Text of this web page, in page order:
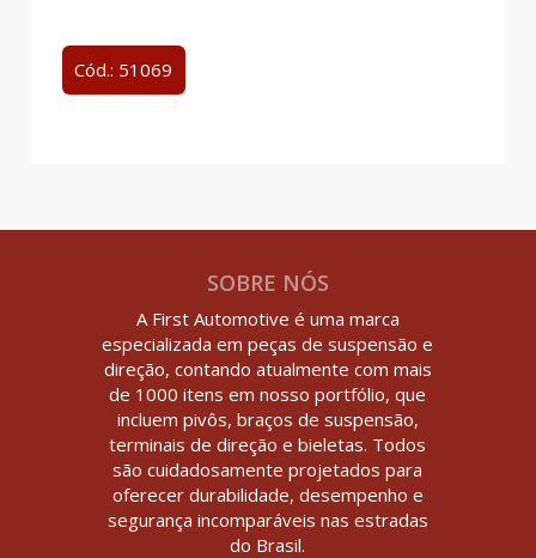
Cód.: 51069
SOBRE NÓS
A First Automotive é uma marca
especializada em peças de suspensão e
direção, contando atualmente com mais
de 1000 itens em nosso portfólio, que
incluem pivôs, braços de suspensão,
terminais de direção e bieletas. Todos
são cuidadosamente projetados para
oferecer durabilidade, desempenho e
segurança incomparáveis nas estradas
do Brasil.